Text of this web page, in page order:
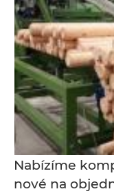
Nabízíme
nové na